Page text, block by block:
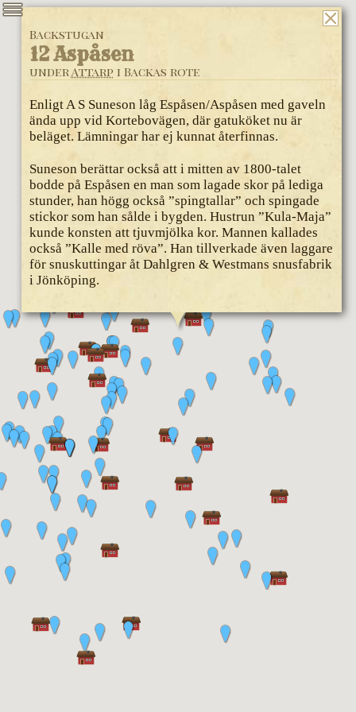
Backstugan
12 Aspåsen
under Attarp i Backas rote
Enligt A S Suneson låg Espåsen/Aspåsen med gaveln
ända upp vid Kortebovägen, där gatuköket nu är
beläget. Lämningar har ej kunnat återfinnas.
Suneson berättar också att i mitten av 1800-talet
bodde på Espåsen en man som lagade skor på lediga
stunder, han högg också ”spingtallar” och spingade
stickor som han sålde i bygden. Hustrun ”Kula-Maja”
kunde konsten att tjuvmjölka kor. Mannen kallades
också ”Kalle med röva”. Han tillverkade även laggare
för snuskuttingar åt Dahlgren & Westmans snusfabrik
i Jönköping.
På den plats där Espåsen låg, firade Bankerydsborna
under många år valborgsmäss med brasa, fyrverkeri
och sång, firandet på denna plats upphörde i mitten av
1960-talet för att fortsätta vid Hembygdsgården.
Boende på Aspåsen
GPS-koordinater: 57.854026, 14.127754
Direktlänk:
https://torp.hembygdbankeryd.se/_/backa-
by/attarp/backstugan-espasen/